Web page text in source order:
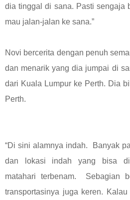
dia tinggal di sana. Pasti sengaja
mau jalan-jalan ke sana.”
Novi bercerita dengan penuh
dan menarik yang dia jumpai di
dari Kuala Lumpur ke Perth. Dia
Perth.
“Di sini alamnya indah. Banyak
dan lokasi indah yang bisa
matahari terbenam. Sebagian
transportasinya juga keren.